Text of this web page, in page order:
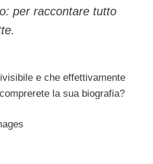
per raccontare tutto
e che effettivamente
la sua biografia?